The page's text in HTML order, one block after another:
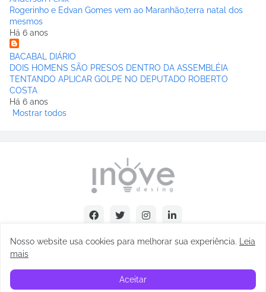
Rogerinho e Edvan Gomes vem ao Maranhão,terra natal dos
mesmos
Há 6 anos
BACABAL DIÁRIO
DOIS HOMENS SÃO PRESOS DENTRO DA ASSEMBLÉIA
TENTANDO APLICAR GOLPE NO DEPUTADO ROBERTO
COSTA
Há 6 anos
Mostrar todos
Sobre
Nosso website usa cookies para melhorar sua experiência.
Leia
mais
Aceitar